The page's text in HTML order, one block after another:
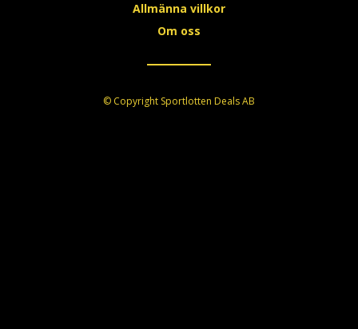
Allmänna villkor
Om oss
© Copyright Sportlotten Deals AB